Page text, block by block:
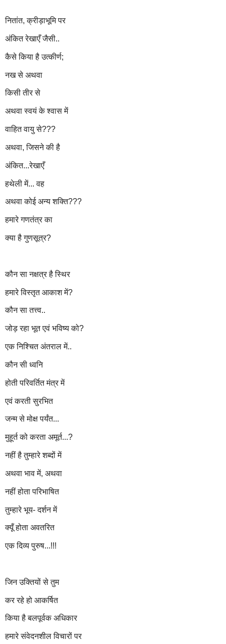
नितांत, क्रीड़ाभूमि पर
अंकित रेखाएँ जैसी..
कैसे किया है उत्कीर्ण;
नख से अथवा
किसी तीर से
अथवा स्वयं के श्वास में
वाहित वायु से???
अथवा, जिसने की है
अंकित...रेखाएँ
हथेली में... वह
अथवा कोई अन्य शक्ति???
हमारे गणतंत्र का
क्या है गुणसूत्र?
कौन सा नक्षत्र है स्थिर
हमारे विस्तृत आकाश में?
कौन सा तत्त्व..
जोड़ रहा भूत एवं भविष्य को?
एक निश्चित अंतराल में..
कौन सी ध्वनि
होती परिवर्तित मंत्र में
एवं करती सुरभित
जन्म से मोक्ष पर्यंत...
मुहूर्त को करता अमूर्त...?
नहीं है तुम्हारे शब्दों में
अथवा भाव में, अथवा
नहीं होता परिभाषित
तुम्हारे भूय- दर्शन में
क्यूँ होता अवतरित
एक दिव्य पुरुष...!!!
जिन उक्तियों से तुम
कर रहे हो आकर्षित
किया है बलपूर्वक अधिकार
हमारे संवेदनशील विचारों पर